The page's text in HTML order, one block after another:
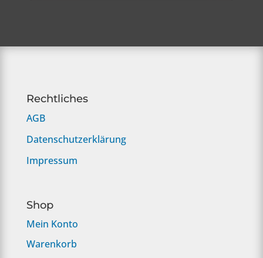
Rechtliches
AGB
Datenschutzerklärung
Impressum
Shop
Mein Konto
Warenkorb